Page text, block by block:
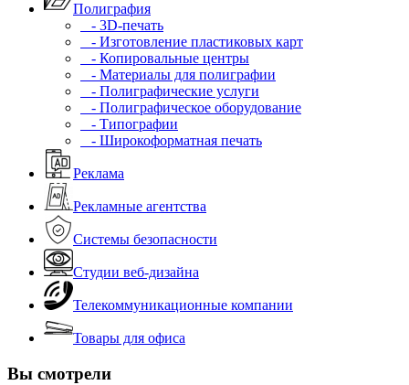
Полиграфия
- 3D-печать
- Изготовление пластиковых карт
- Копировальные центры
- Материалы для полиграфии
- Полиграфические услуги
- Полиграфическое оборудование
- Типографии
- Широкоформатная печать
Реклама
Рекламные агентства
Системы безопасности
Студии веб-дизайна
Телекоммуникационные компании
Товары для офиса
Вы смотрели